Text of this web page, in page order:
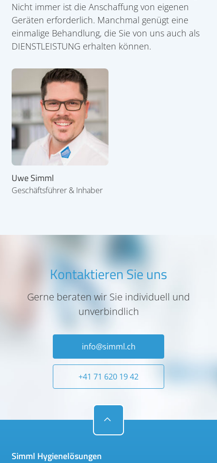
Nicht immer ist die Anschaffung von eigenen
Geräten erforderlich. Manchmal genügt eine
einmalige Behandlung, die Sie von uns auch als
DIENSTLEISTUNG erhalten können.
Uwe Simml
Geschäftsführer & Inhaber
Kontaktieren Sie uns
Gerne beraten wir Sie individuell und
unverbindlich
info@simml.ch
+41 71 620 19 42
Simml Hygienelösungen